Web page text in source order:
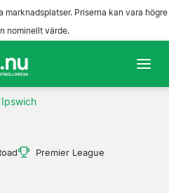
marknadsplatser. Priserna kan vara högre
nominellt värde.
Premier League